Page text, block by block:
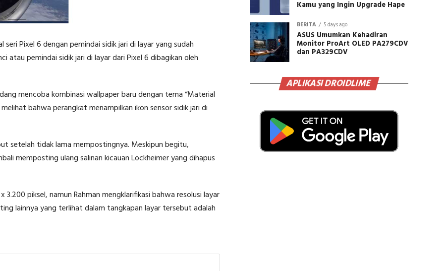
Pixel 6 dengan pemindai sidik jari di layar yang sudah
atau pemindai sidik jari di layar dari Pixel 6 dibagikan oleh
mencoba kombinasi wallpaper baru dengan tema “Material
bahwa perangkat menampilkan ikon sensor sidik jari di
setelah tidak lama mempostingnya. Meskipun begitu,
memposting ulang salinan kicauan Lockheimer yang dihapus
piksel, namun Rahman mengklarifikasi bahwa resolusi layar
lainnya yang terlihat dalam tangkapan layar tersebut adalah
Kamu yang Ingin Upgrade Hape
BERITA 5 days ago
ASUS Umumkan Kehadiran
Monitor ProArt OLED PA279CDV
dan PA329CDV
APLIKASI DROIDLIME